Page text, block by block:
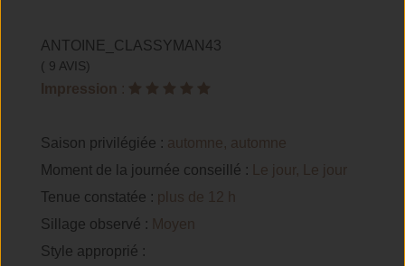
ANTOINE_CLASSYMAN43
( 9 AVIS)
Impression :
Saison privilégiée : automne, automne
Moment de la journée conseillé :
Le jour, Le jour
Tenue constatée : plus de 12 h
Sillage observé : Moyen
Style approprié :